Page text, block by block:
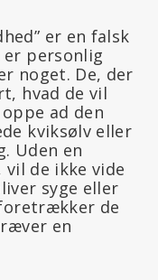
er en falsk
personlig
noget. De, der
hvad de vil
ad den
kviksølv eller
Uden en
de ikke vide
syge eller
de
en